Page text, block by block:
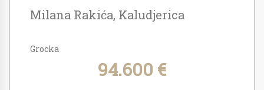
Milana Rakića, Kaludjerica
Grocka
94.600 €